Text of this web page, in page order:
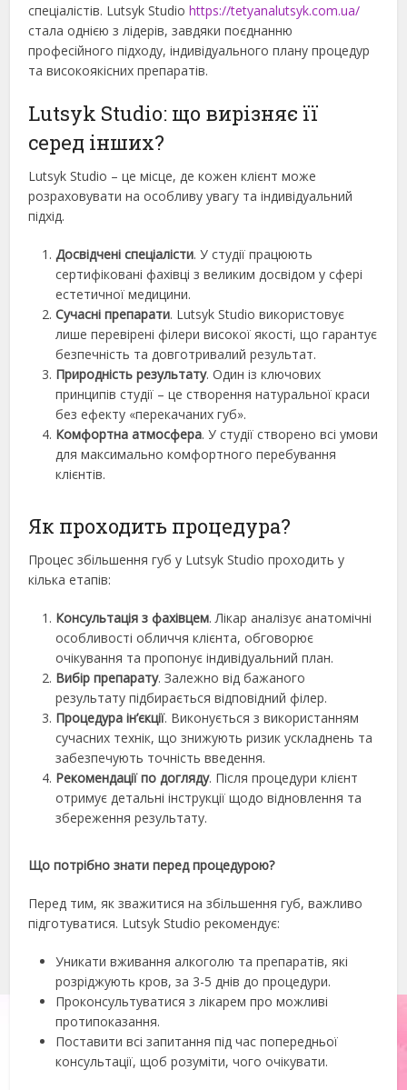
спеціалістів. Lutsyk Studiohttps://tetyanalutsyk.com.ua/
стала однією з лідерів, завдяки поєднанню
професійного підходу, індивідуального плану процедур
та високоякісних препаратів.
Lutsyk Studio: що вирізняє її
серед інших?
Lutsyk Studio – це місце, де кожен клієнт може
розраховувати на особливу увагу та індивідуальний
підхід.
Досвідчені спеціалісти. У студії працюють
сертифіковані фахівці з великим досвідом у сфері
естетичної медицини.
Сучасні препарати. Lutsyk Studio використовує
лише перевірені філери високої якості, що гарантує
безпечність та довготривалий результат.
Природність результату. Один із ключових
принципів студії – це створення натуральної краси
без ефекту «перекачаних губ».
Комфортна атмосфера. У студії створено всі умови
для максимально комфортного перебування
клієнтів.
Як проходить процедура?
Процес збільшення губ у Lutsyk Studio проходить у
кілька етапів:
Консультація з фахівцем. Лікар аналізує анатомічні
особливості обличчя клієнта, обговорює
очікування та пропонує індивідуальний план.
Вибір препарату. Залежно від бажаного
результату підбирається відповідний філер.
Процедура ін’єкції. Виконується з використанням
сучасних технік, що знижують ризик ускладнень та
забезпечують точність введення.
Рекомендації по догляду. Після процедури клієнт
отримує детальні інструкції щодо відновлення та
збереження результату.
Що потрібно знати перед процедурою?
Перед тим, як зважитися на збільшення губ, важливо
підготуватися. Lutsyk Studio рекомендує:
Уникати вживання алкоголю та препаратів, які
розріджують кров, за 3-5 днів до процедури.
Проконсультуватися з лікарем про можливі
протипоказання.
Поставити всі запитання під час попередньої
консультації, щоб розуміти, чого очікувати.